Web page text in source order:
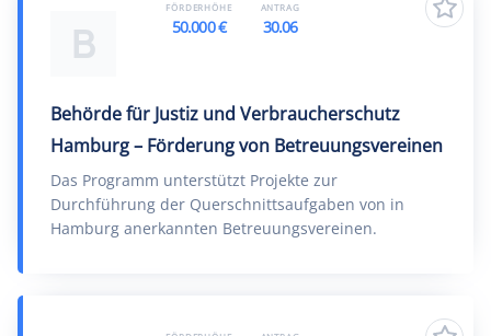
B
Behörde für Justiz und Verbraucherschutz
Hamburg – Förderung von Betreuungsvereinen
Das Programm unterstützt Projekte zur
Durchführung der Querschnittsaufgaben von in
Hamburg anerkannten Betreuungsvereinen.
FÖRDERHÖHE
50.000 €
ANTRAG
30.06